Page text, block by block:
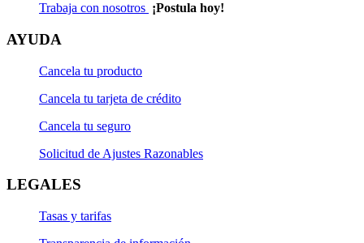
Trabaja con nosotros ¡Postula hoy!
AYUDA
Cancela tu producto
Cancela tu tarjeta de crédito
Cancela tu seguro
Solicitud de Ajustes Razonables
LEGALES
Tasas y tarifas